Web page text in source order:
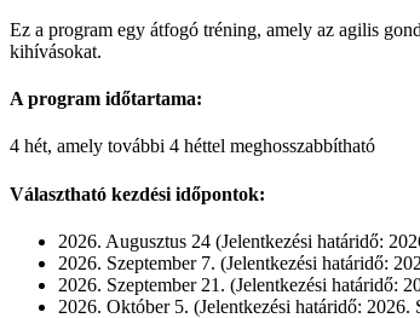
Ez a program egy átfogó tréning, amely az agilis
kihívásokat.
A program időtartama:
4 hét, amely további 4 héttel meghosszabbítható
Választható kezdési időpontok:
2026. Augusztus 24 (Jelentkezési határidő:
2026. Szeptember 7. (Jelentkezési határidő:
2026. Szeptember 21. (Jelentkezési határidő:
2026. Október 5. (Jelentkezési határidő: 2026.